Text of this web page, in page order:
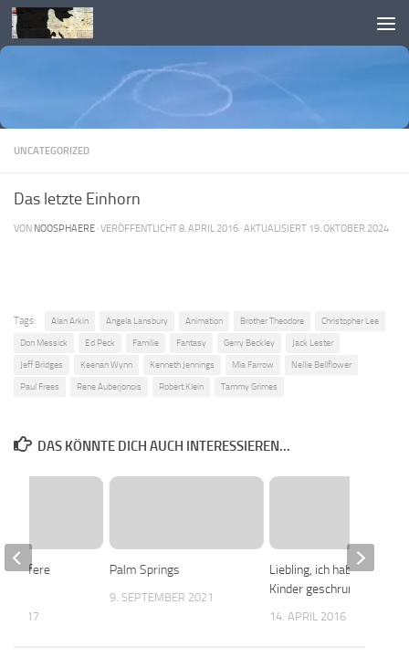
Skip to content
UNCATEGORIZED
Das letzte Einhorn
VON NOOSPHAERE · VERÖFFENTLICHT8. APRIL 2016 · AKTUALISIERT 19. OKTOBER 2024
Tags: Alan Arkin Angela Lansbury Animation Brother Theodore Christopher Lee
Don Messick Ed Peck Familie Fantasy Gerry Beckley Jack Lester
Jeff Bridges Keenan Wynn Kenneth Jennings Mia Farrow Nellie Bellflower
Paul Frees Rene Auberjonois Robert Klein Tammy Grimes
DAS KÖNNTE DICH AUCH INTERESSIEREN...
Palm Springs
9. SEPTEMBER 2021
Liebling, ich habe die
Kinder geschrumpft
14. APRIL 2016
tapfere
2017